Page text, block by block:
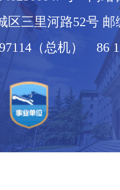
区三里河路52号 邮
（总机） 86